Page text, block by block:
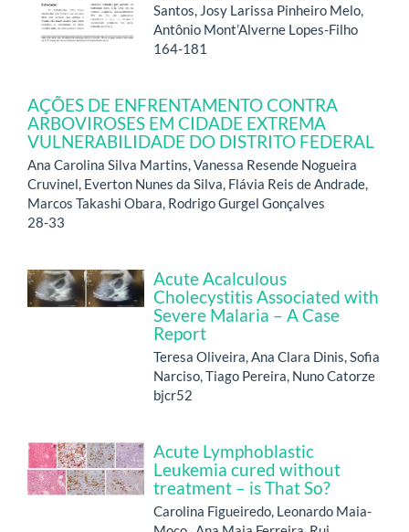
Santos, Josy Larissa Pinheiro Melo,
Antônio Mont’Alverne Lopes-Filho
164-181
AÇÕES DE ENFRENTAMENTO CONTRA
ARBOVIROSES EM CIDADE EXTREMA
VULNERABILIDADE DO DISTRITO FEDERAL
Ana Carolina Silva Martins, Vanessa Resende Nogueira
Cruvinel, Everton Nunes da Silva, Flávia Reis de Andrade,
Marcos Takashi Obara, Rodrigo Gurgel Gonçalves
28-33
Acute Acalculous
Cholecystitis Associated with
Severe Malaria – A Case
Report
Teresa Oliveira, Ana Clara Dinis, Sofia
Narciso, Tiago Pereira, Nuno Catorze
bjcr52
Acute Lymphoblastic
Leukemia cured without
treatment – is That So?
Carolina Figueiredo, Leonardo Maia-